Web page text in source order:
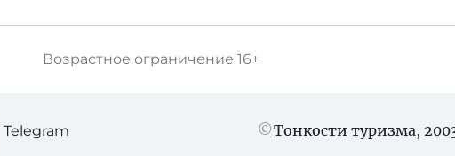
Возрастное ограничение 16+
Telegram Тонкости туризма,